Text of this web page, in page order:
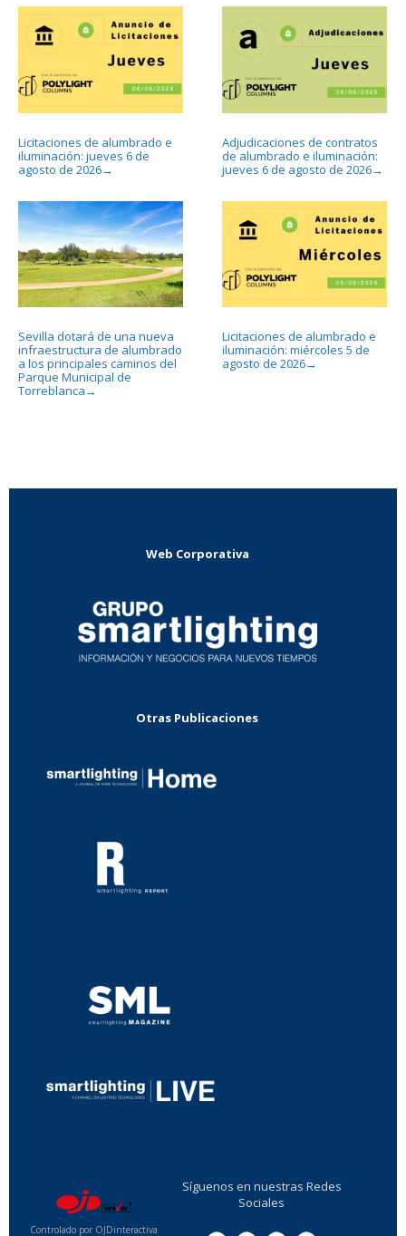
Licitaciones de alumbrado e
iluminación: jueves 6 de
agosto de 2026→
Adjudicaciones de contratos
de alumbrado e iluminación:
jueves 6 de agosto de 2026→
Sevilla dotará de una nueva
infraestructura de alumbrado
a los principales caminos del
Parque Municipal de
Torreblanca →
Licitaciones de alumbrado e
iluminación: miércoles 5 de
agosto de 2026→
Web Corporativa
Otras Publicaciones
Controlado por OJDinteractiva
Síguenos en nuestras Redes
Sociales